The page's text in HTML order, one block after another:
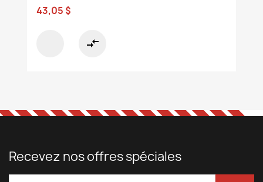
43,05 $
compare_arrows
Recevez nos offres spéciales